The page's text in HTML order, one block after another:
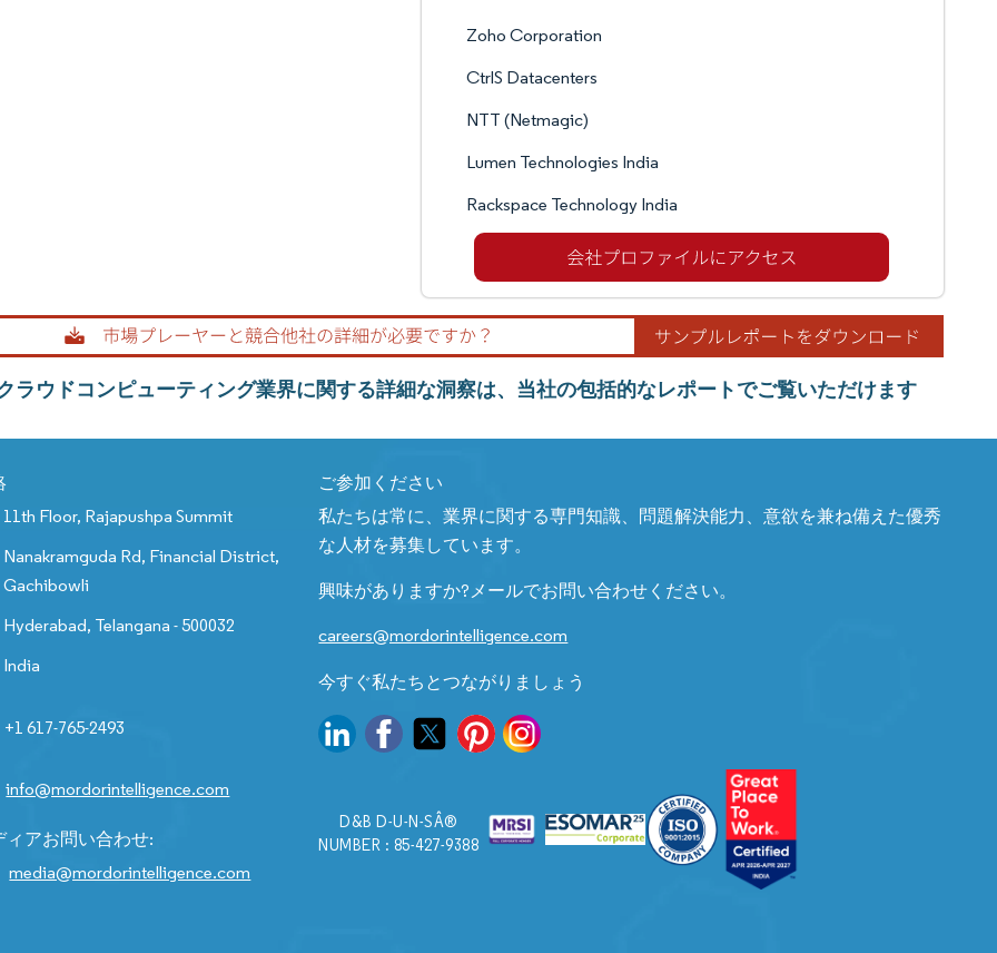
Zoho Corporation
CtrlS Datacenters
NTT (Netmagic)
Lumen Technologies India
Rackspace Technology India
ラウドコンピューティング業界に関する詳細な洞察は、当社の包括的なレポートでご覧いただけます
11th Floor, Rajapushpa Summit
Nanakramguda Rd, Financial District,
Gachibowli
Hyderabad, Telangana - 500032
India
+1 617-765-2493
info@mordorintelligence.com
ィアお問い合わせ:
media@mordorintelligence.com
ご参加ください
私たちは常に、業界に関する専門知識、問題解決能力、意欲を兼ね備えた優秀
な人材を募集しています。
興味がありますか?メールでお問い合わせください。
careers@mordorintelligence.com
今すぐ私たちとつながりましょう
D&B D-U-N-SÂ®
NUMBER : 85-427-9388